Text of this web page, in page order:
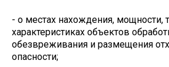
- о местах нахождения, мощности,
характеристиках объектов
обезвреживания и размещения
опасности;